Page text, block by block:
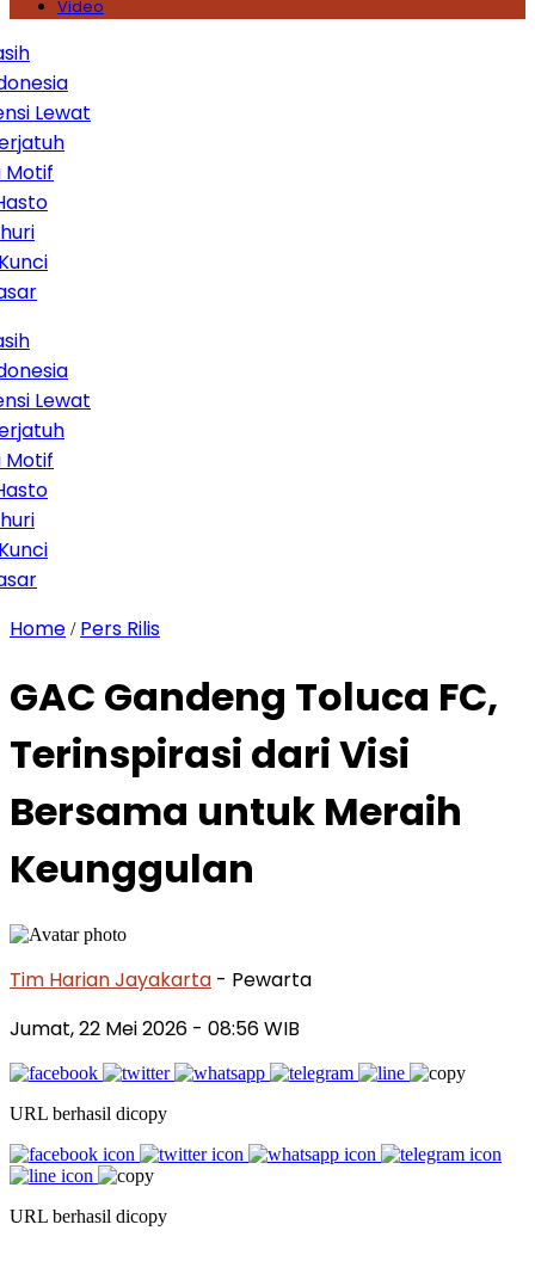
Video
Home / Pers Rilis
GAC Gandeng Toluca FC,
Terinspirasi dari Visi
Bersama untuk Meraih
Keunggulan
Tim Harian Jayakarta - Pewarta
Jumat, 22 Mei 2026 - 08:56 WIB
URL berhasil dicopy
URL berhasil dicopy